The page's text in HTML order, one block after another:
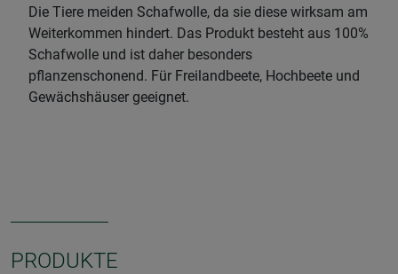
Die Tiere meiden Schafwolle, da sie diese wirksam am
Weiterkommen hindert. Das Produkt besteht aus 100%
Schafwolle und ist daher besonders
pflanzenschonend. Für Freilandbeete, Hochbeete und
Gewächshäuser geeignet.
PRODUKTE